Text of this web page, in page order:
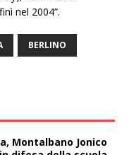
nel 2004”.
BERLINO
Montalbano Jonico